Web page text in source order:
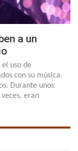
a un
el uso de
con su música.
Durante unos
eran